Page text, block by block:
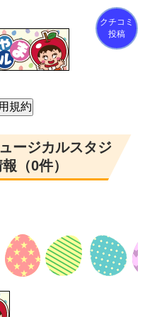
クチコミ
投稿
ージカルスタジ
（0件）